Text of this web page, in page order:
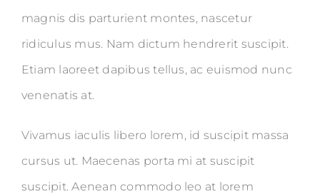
magnis dis parturient montes, nascetur
ridiculus mus. Nam dictum hendrerit suscipit.
Etiam laoreet dapibus tellus, ac euismod nunc
venenatis at.
Vivamus iaculis libero lorem, id suscipit massa
cursus ut. Maecenas porta mi at suscipit
suscipit. Aenean commodo leo at lorem